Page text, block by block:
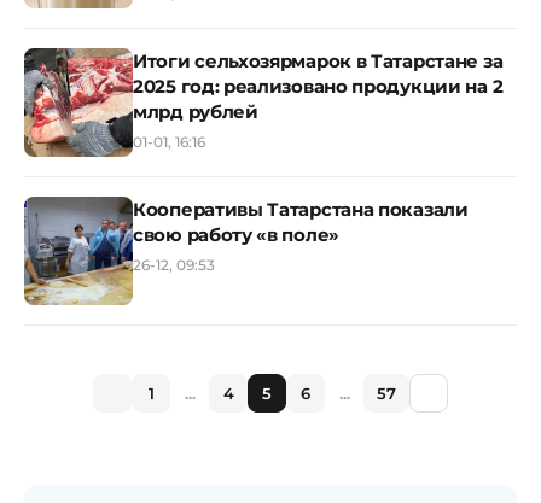
Итоги сельхозярмарок в Татарстане за
2025 год: реализовано продукции на 2
млрд рублей
01-01, 16:16
Кооперативы Татарстана показали
свою работу «в поле»
26-12, 09:53
1 ... 4 5 6 ... 57